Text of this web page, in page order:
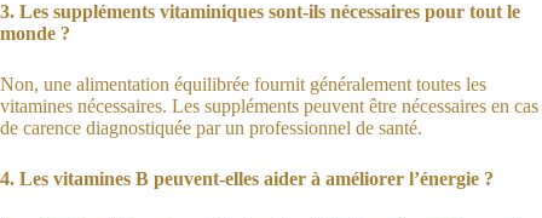
3. Les suppléments vitaminiques sont-ils nécessaires pour tout le
monde ?
Non, une alimentation équilibrée fournit généralement toutes les
vitamines nécessaires. Les suppléments peuvent être nécessaires en cas
de carence diagnostiquée par un professionnel de santé.
4. Les vitamines B peuvent-elles aider à améliorer l’énergie ?